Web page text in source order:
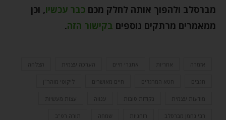
מברסלב ולהפוך אותה לחלק מכם כבר עכשיו, וכן
ממאמרים מרתקים נוספים בקישור הזה.
אזמרה אחריות אתגרי חיים הערכה עצמית הצלחה
חגבים חטא המרגלים חיים מאושרים ליקוטי מוהר"ן
מודעות עצמית נקודות טובות עצות מעשיות
רבי נחמן מברסלב רוחניות שמחה תורה רפ"ב